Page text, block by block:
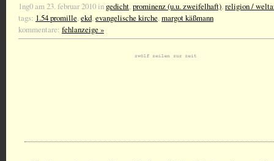
1ng0 am 23. februar 2010 in gedicht,prominenz (u.u. zweifelhaft),religion /
tags: 1.54 promille,ekd,evangelische kirche,margot käßmann
kommentare: fehlanzeige »